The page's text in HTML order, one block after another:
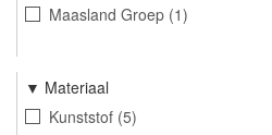
Maasland Groep 1
Materiaal
Kunststof 5